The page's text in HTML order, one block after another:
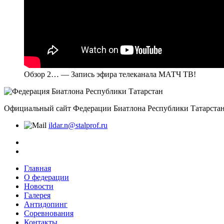
Обзор 2… — Запись эфира телеканала МАТЧ ТВ!
Официальный сайт Федерации Биатлона Республики
ildar.n@stalprof.ru
Главная
О федерации
Новости
Галерея
Антидопинг
Соревнования
Контакты